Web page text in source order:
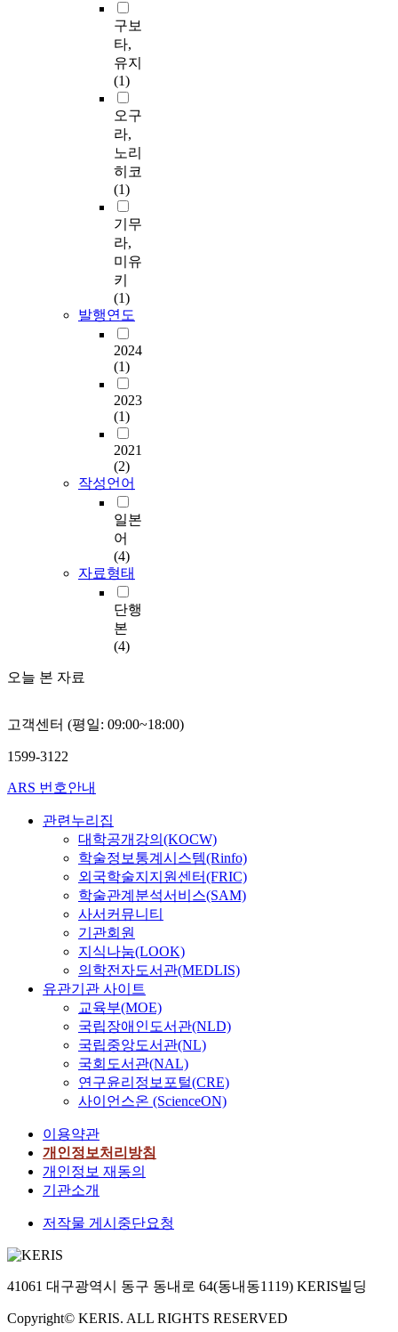
구보
타,
유지
(1)
오구
라,
노리
히코
(1)
기무
라,
미유
키
(1)
발행연도
2024
(1)
2023
(1)
2021
(2)
작성언어
일본
어
(4)
자료형태
단행
본
(4)
오늘 본 자료
고객센터 (평일: 09:00~18:00)
1599-3122
ARS 번호안내
관련누리집
대학공개강의(KOCW)
학술정보통계시스템(Rinfo)
외국학술지지원센터(FRIC)
학술관계분석서비스(SAM)
사서커뮤니티
기관회원
지식나눔(LOOK)
의학전자도서관(MEDLIS)
유관기관 사이트
교육부(MOE)
국립장애인도서관(NLD)
국립중앙도서관(NL)
국회도서관(NAL)
연구윤리정보포털(CRE)
사이언스온 (ScienceON)
이용약관
개인정보처리방침
개인정보 재동의
기관소개
저작물 게시중단요청
41061 대구광역시 동구 동내로 64(동내동1119) KERIS빌딩
Copyright© KERIS. ALL RIGHTS RESERVED